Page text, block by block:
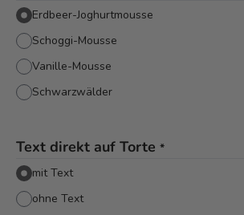
Erdbeer-Joghurtmousse
Schoggi-Mousse
Vanille-Mousse
Schwarzwälder
Text direkt auf Torte *
mit Text
ohne Text